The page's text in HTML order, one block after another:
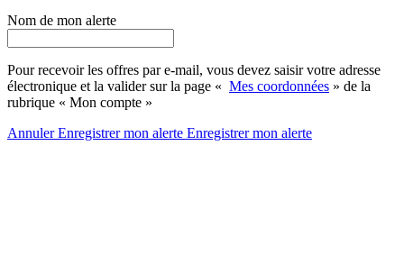
Nom de mon alerte
Pour recevoir les offres par e-mail, vous devez saisir votre adresse
électronique et la valider sur la page « Mes coordonnées » de la
rubrique « Mon compte »
AnnulerEnregistrer mon alerte Enregistrermon alerte